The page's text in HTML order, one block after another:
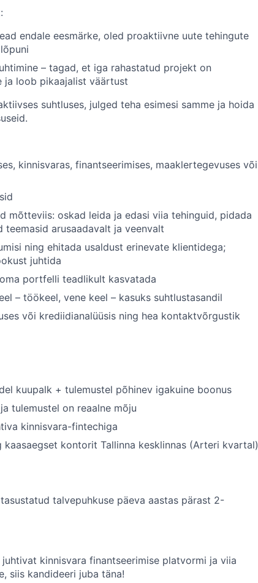
endale eesmärke, oled proaktiivne uute tehingute
– tagad, et iga rahastatud projekt on
ja loob pikaajalist väärtust
suhtluses, julged teha esimesi samme ja hoida
kinnisvaras, finantseerimises, maaklertegevuses või
mõtteviis: oskad leida ja edasi viia tehinguid, pidada
arusaadavalt ja veenvalt
ning ehitada usaldust erinevate klientidega;
juhtida
portfelli teadlikult kasvatada
– töökeel, vene keel – kasuks suhtlustasandil
või krediidianalüüsis ning hea kontaktvõrgustik
kuupalk + tulemustel põhinev igakuine boonus
tulemustel on reaalne mõju
kinnisvara-fintechiga
kontorit Tallinna kesklinnas (Arteri kvartal)
talvepuhkuse päeva aastas pärast 2-
kinnisvara finantseerimise platvormi ja viia
siis kandideeri juba täna!